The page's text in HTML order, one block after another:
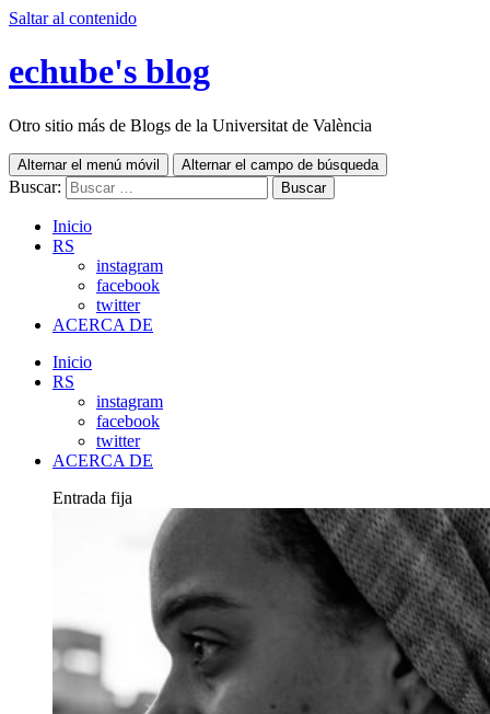
Saltar al contenido
echube's blog
Otro sitio más de Blogs de la Universitat de València
Alternar el menú móvil Alternar el campo de búsqueda
Buscar:
Inicio
RS
instagram
facebook
twitter
ACERCA DE
Inicio
RS
instagram
facebook
twitter
ACERCA DE
Entrada fija